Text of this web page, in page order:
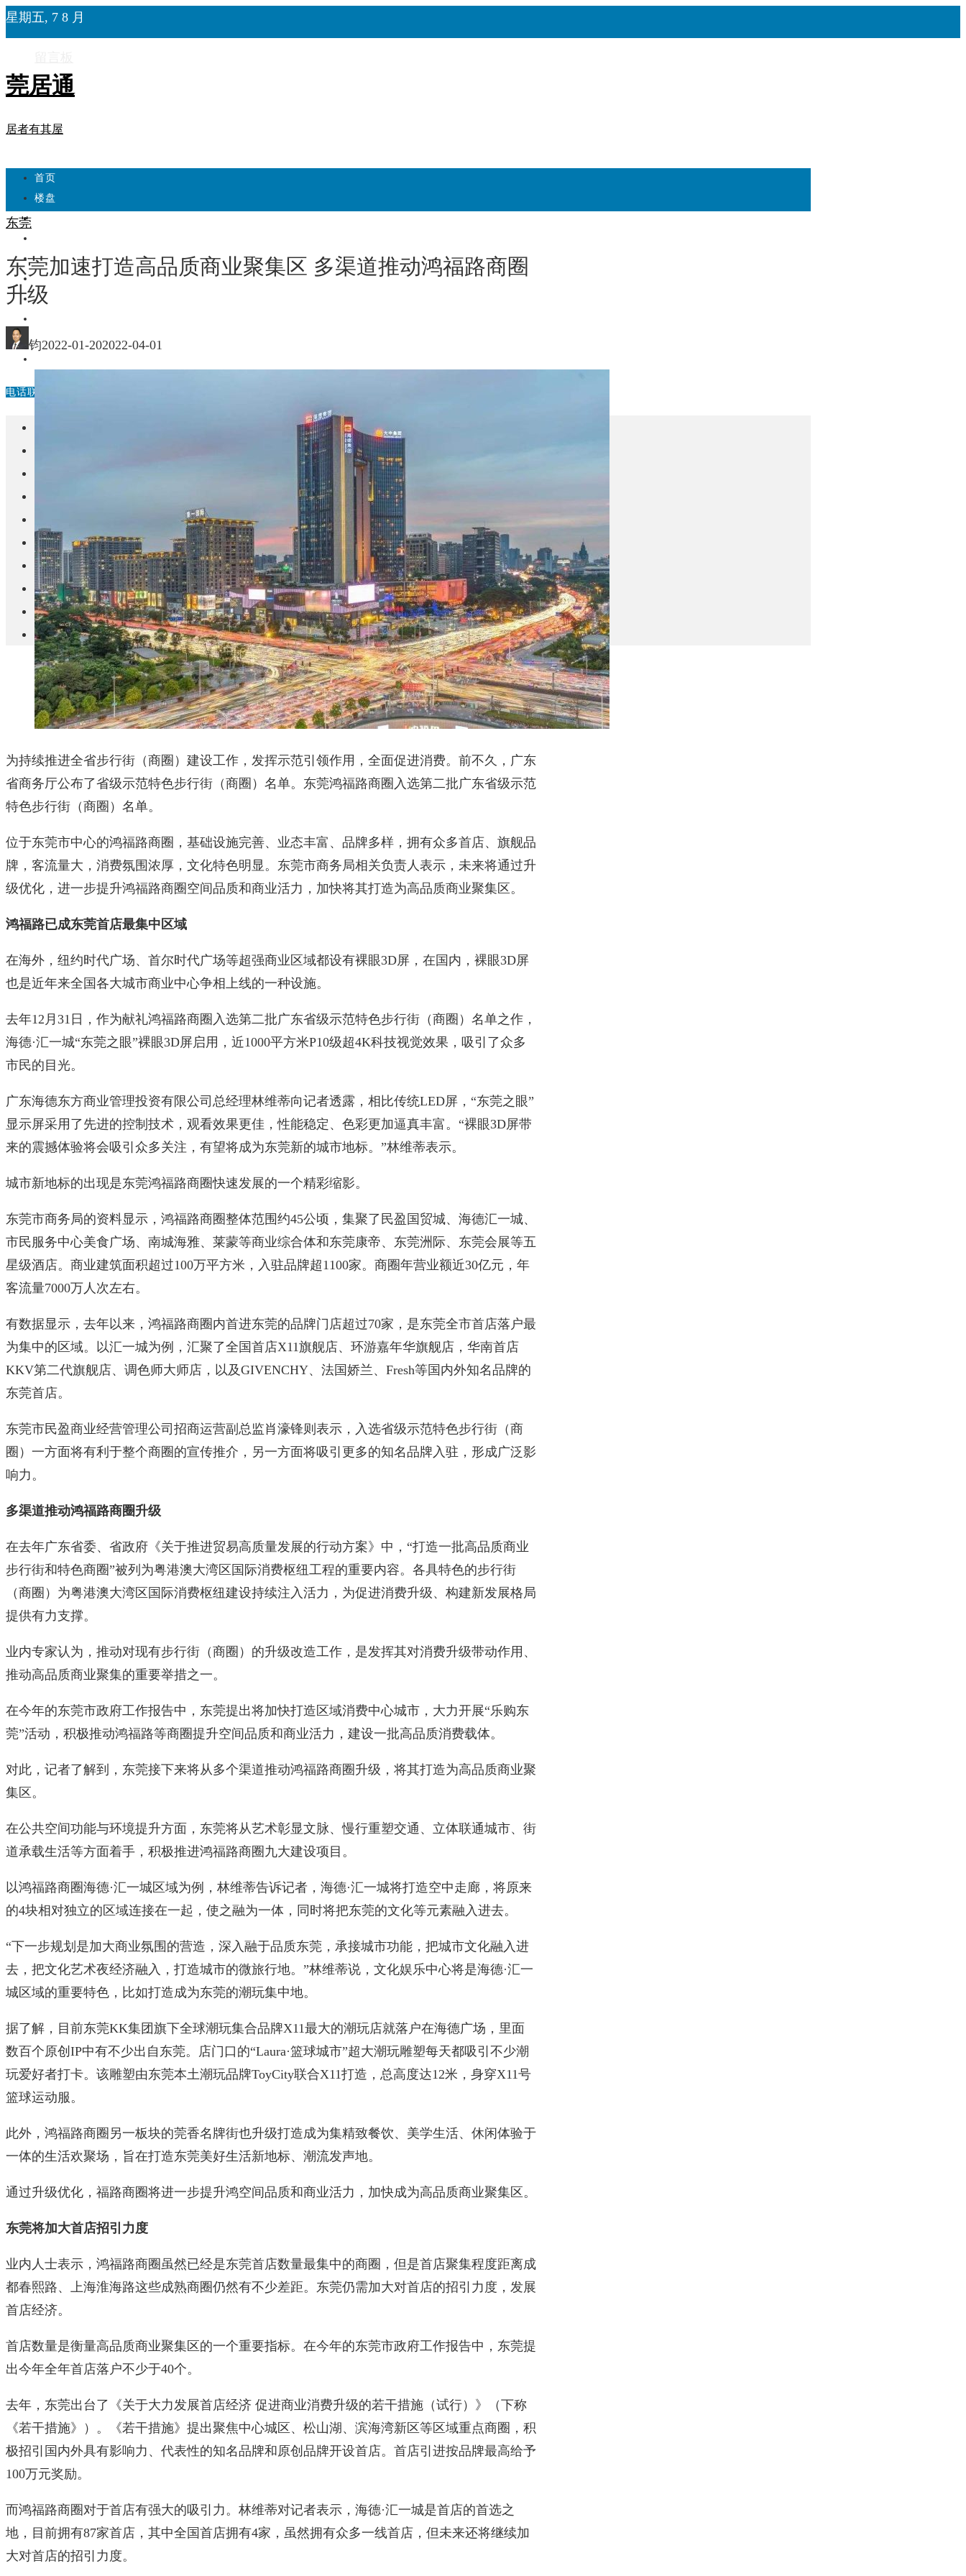
星期五, 7 8 月
莞居通
居者有其屋
首页
楼盘
自建房
东莞
城市更新
中国
电话联系
东莞
城市更新
房产政策
中国
其他
东莞
东莞加速打造高品质商业聚集区 多渠道推动鸿福路商圈
升级
钧2022-01-202022-04-01
为持续推进全省步行街（商圈）建设工作，发挥示范引领作用，全面促进消费。前不久，广东
省商务厅公布了省级示范特色步行街（商圈）名单。东莞鸿福路商圈入选第二批广东省级示范
特色步行街（商圈）名单。
位于东莞市中心的鸿福路商圈，基础设施完善、业态丰富、品牌多样，拥有众多首店、旗舰品
牌，客流量大，消费氛围浓厚，文化特色明显。东莞市商务局相关负责人表示，未来将通过升
级优化，进一步提升鸿福路商圈空间品质和商业活力，加快将其打造为高品质商业聚集区。
鸿福路已成东莞首店最集中区域
在海外，纽约时代广场、首尔时代广场等超强商业区域都设有裸眼3D屏，在国内，裸眼3D屏
也是近年来全国各大城市商业中心争相上线的一种设施。
去年12月31日，作为献礼鸿福路商圈入选第二批广东省级示范特色步行街（商圈）名单之作，
海德·汇一城“东莞之眼”裸眼3D屏启用，近1000平方米P10级超4K科技视觉效果，吸引了众多
市民的目光。
广东海德东方商业管理投资有限公司总经理林维蒂向记者透露，相比传统LED屏，“东莞之眼”
显示屏采用了先进的控制技术，观看效果更佳，性能稳定、色彩更加逼真丰富。“裸眼3D屏带
来的震撼体验将会吸引众多关注，有望将成为东莞新的城市地标。”林维蒂表示。
城市新地标的出现是东莞鸿福路商圈快速发展的一个精彩缩影。
东莞市商务局的资料显示，鸿福路商圈整体范围约45公顷，集聚了民盈国贸城、海德汇一城、
市民服务中心美食广场、南城海雅、莱蒙等商业综合体和东莞康帝、东莞洲际、东莞会展等五
星级酒店。商业建筑面积超过100万平方米，入驻品牌超1100家。商圈年营业额近30亿元，年
客流量7000万人次左右。
有数据显示，去年以来，鸿福路商圈内首进东莞的品牌门店超过70家，是东莞全市首店落户最
为集中的区域。以汇一城为例，汇聚了全国首店X11旗舰店、环游嘉年华旗舰店，华南首店
KKV第二代旗舰店、调色师大师店，以及GIVENCHY、法国娇兰、Fresh等国内外知名品牌的
东莞首店。
东莞市民盈商业经营管理公司招商运营副总监肖濠锋则表示，入选省级示范特色步行街（商
圈）一方面将有利于整个商圈的宣传推介，另一方面将吸引更多的知名品牌入驻，形成广泛影
响力。
多渠道推动鸿福路商圈升级
在去年广东省委、省政府《关于推进贸易高质量发展的行动方案》中，“打造一批高品质商业
步行街和特色商圈”被列为粤港澳大湾区国际消费枢纽工程的重要内容。各具特色的步行街
（商圈）为粤港澳大湾区国际消费枢纽建设持续注入活力，为促进消费升级、构建新发展格局
提供有力支撑。
业内专家认为，推动对现有步行街（商圈）的升级改造工作，是发挥其对消费升级带动作用、
推动高品质商业聚集的重要举措之一。
在今年的东莞市政府工作报告中，东莞提出将加快打造区域消费中心城市，大力开展“乐购东
莞”活动，积极推动鸿福路等商圈提升空间品质和商业活力，建设一批高品质消费载体。
对此，记者了解到，东莞接下来将从多个渠道推动鸿福路商圈升级，将其打造为高品质商业聚
集区。
在公共空间功能与环境提升方面，东莞将从艺术彰显文脉、慢行重塑交通、立体联通城市、街
道承载生活等方面着手，积极推进鸿福路商圈九大建设项目。
以鸿福路商圈海德·汇一城区域为例，林维蒂告诉记者，海德·汇一城将打造空中走廊，将原来
的4块相对独立的区域连接在一起，使之融为一体，同时将把东莞的文化等元素融入进去。
“下一步规划是加大商业氛围的营造，深入融于品质东莞，承接城市功能，把城市文化融入进
去，把文化艺术夜经济融入，打造城市的微旅行地。”林维蒂说，文化娱乐中心将是海德·汇一
城区域的重要特色，比如打造成为东莞的潮玩集中地。
据了解，目前东莞KK集团旗下全球潮玩集合品牌X11最大的潮玩店就落户在海德广场，里面
数百个原创IP中有不少出自东莞。店门口的“Laura·篮球城市”超大潮玩雕塑每天都吸引不少潮
玩爱好者打卡。该雕塑由东莞本土潮玩品牌ToyCity联合X11打造，总高度达12米，身穿X11号
篮球运动服。
此外，鸿福路商圈另一板块的莞香名牌街也升级打造成为集精致餐饮、美学生活、休闲体验于
一体的生活欢聚场，旨在打造东莞美好生活新地标、潮流发声地。
通过升级优化，福路商圈将进一步提升鸿空间品质和商业活力，加快成为高品质商业聚集区。
东莞将加大首店招引力度
业内人士表示，鸿福路商圈虽然已经是东莞首店数量最集中的商圈，但是首店聚集程度距离成
都春熙路、上海淮海路这些成熟商圈仍然有不少差距。东莞仍需加大对首店的招引力度，发展
首店经济。
首店数量是衡量高品质商业聚集区的一个重要指标。在今年的东莞市政府工作报告中，东莞提
出今年全年首店落户不少于40个。
去年，东莞出台了《关于大力发展首店经济 促进商业消费升级的若干措施（试行）》（下称
《若干措施》）。《若干措施》提出聚焦中心城区、松山湖、滨海湾新区等区域重点商圈，积
极招引国内外具有影响力、代表性的知名品牌和原创品牌开设首店。首店引进按品牌最高给予
100万元奖励。
而鸿福路商圈对于首店有强大的吸引力。林维蒂对记者表示，海德·汇一城是首店的首选之
地，目前拥有87家首店，其中全国首店拥有4家，虽然拥有众多一线首店，但未来还将继续加
大对首店的招引力度。